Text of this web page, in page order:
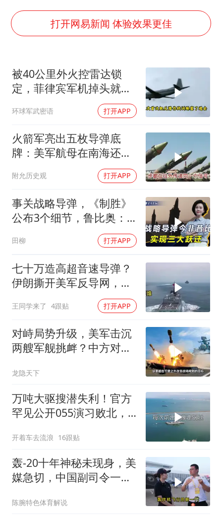
U17国足点球大战淘汰河床晋级决赛
东航：国内客票提前14天免费退改
中国女篮70-67险胜尼日利亚女篮
夯实基础开新局
打开网易新闻 体验效果更佳
被40公里外火控雷达锁
定，菲律宾军机掉头就
跑，欧盟1500万也救不了
场
环球军武密语 打开APP
火箭军亮出五枚导弹底
牌：美军航母在南海还有
附允历史观 打开APP
事关战略导弹，《制胜》
公布3个细节，鲁比奥：
田柳 打开APP
七十万造高超音速导弹？
伊朗撕开美军反导网，炸
王同学来了 4跟贴 打开APP
对峙局势升级，美军击沉
两艘军舰挑衅？中方对美
龙隐天下
万吨大驱搜潜失利！官方
罕见公开055演习败北，
开着车去流浪 16跟贴
轰-20十年神秘未现身，美
媒急切，中国副司令一句
陈腕特色体育解说